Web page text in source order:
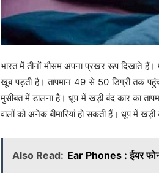
भारत में तीनों मौसम अपना प्रखर रूप दिखाते हैं।
खूब पड़ती है। तापमान 49 से 50 डिग्री तक
मुसीबत में डालना है। धूप में खड़ी बंद कार का
वालों को अनेक बीमारियां हो सकती हैं। धूप में
Also Read: Ear Phones : ईयर